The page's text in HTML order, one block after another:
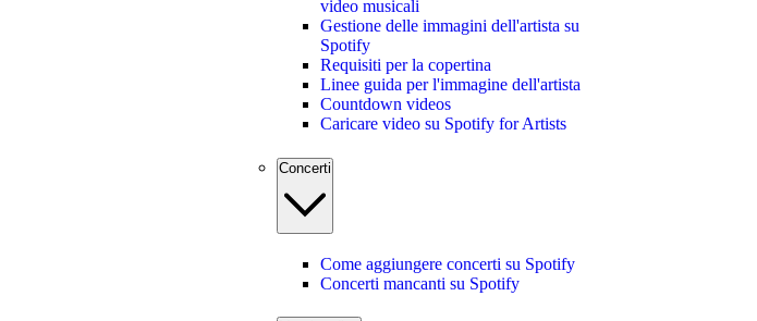
video musicali
Gestione delle immagini dell'artista su
Spotify
Requisiti per la copertina
Linee guida per l'immagine dell'artista
Countdown videos
Caricare video su Spotify for Artists
Concerti
Come aggiungere concerti su Spotify
Concerti mancanti su Spotify